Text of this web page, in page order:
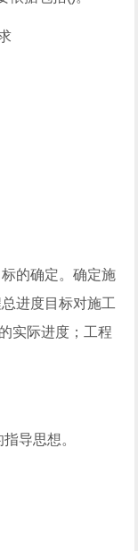
的确定。确定施
进度目标对施工
实际进度；工程
导思想。